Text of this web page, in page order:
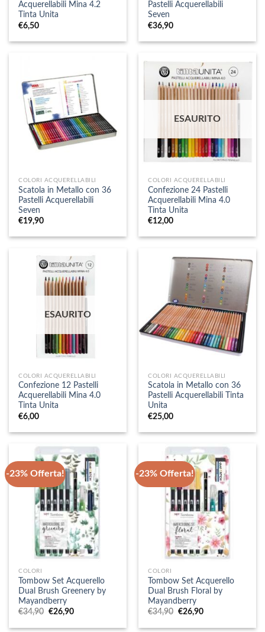
Acquerellabili Mina 4.2
Tinta Unita
€6,50
Pastelli Acquerellabili
Seven
€36,90
COLORI ACQUERELLABILI
Scatola in Metallo con 36
Pastelli Acquerellabili
Seven
€19,90
ESAURITO
COLORI ACQUERELLABILI
Confezione 24 Pastelli
Acquerellabili Mina 4.0
Tinta Unita
€12,00
ESAURITO
COLORI ACQUERELLABILI
Confezione 12 Pastelli
Acquerellabili Mina 4.0
Tinta Unita
€6,00
COLORI ACQUERELLABILI
Scatola in Metallo con 36
Pastelli Acquerellabili Tinta
Unita
€25,00
-23% Offerta!
COLORI
Tombow Set Acquerello
Dual Brush Greenery by
Mayandberry
€34,90 Il
originale
€26,90Il
attuale
-23% Offerta!
COLORI
Tombow Set Acquerello
Dual Brush Floral by
Mayandberry
€34,90 Il
originale
€26,90Il
attuale